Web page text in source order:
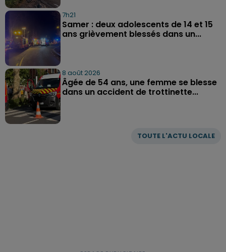
TOUTE L'ACTU LOCALE
7h21
Samer : deux adolescents de 14 et 15
ans grièvement blessés dans un...
8 août 2026
Âgée de 54 ans, une femme se blesse
dans un accident de trottinette...